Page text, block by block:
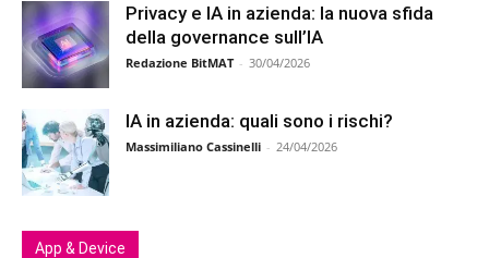
Privacy e IA in azienda: la nuova sfida
della governance sull’IA
Redazione BitMAT - 30/04/2026
IA in azienda: quali sono i rischi?
Massimiliano Cassinelli - 24/04/2026
App & Device